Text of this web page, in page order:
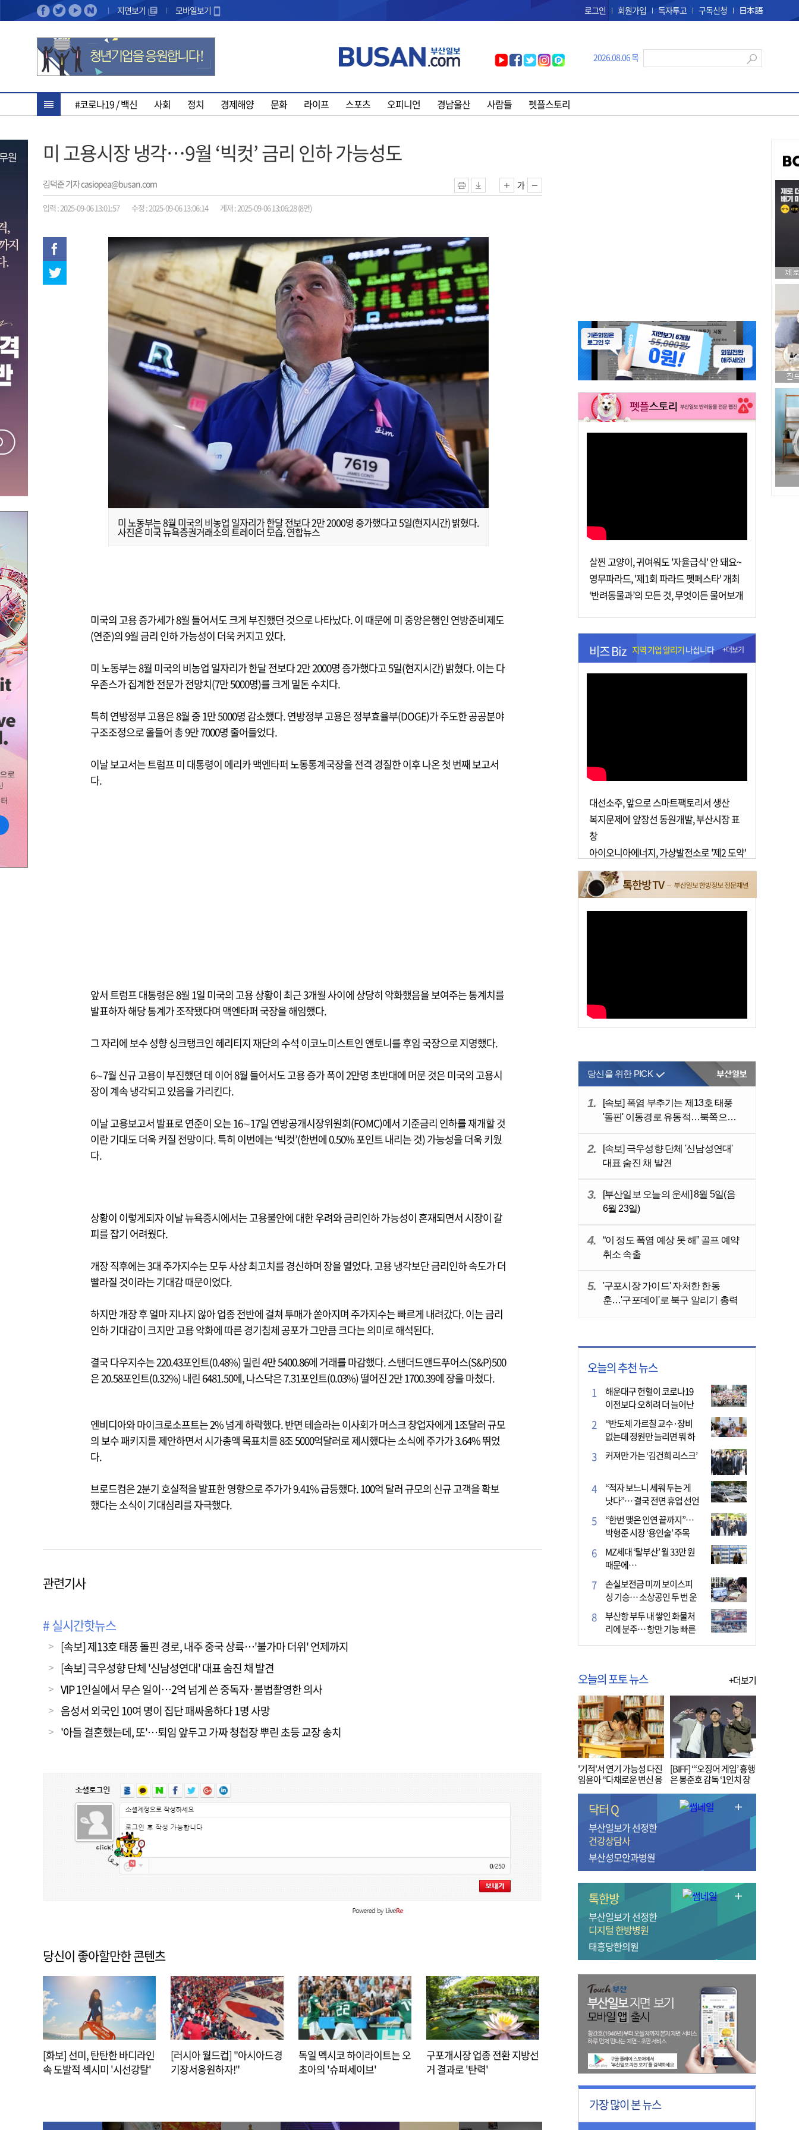
지면보기 모바일보기 로그인 회원가입 독자투고 구독신청 日本語
2026.08.06 목
#코로나19 / 백신 사회 정치 경제해양 문화 라이프 스포츠 오피니언 경남울산 사람들 펫플스토리
미 고용시장 냉각…9월 ‘빅컷’ 금리 인하 가능성도
김덕준 기자 casiopea@busan.com 가
입력 : 2025-09-06 13:01:57 수정 : 2025-09-06 13:06:14 게재 : 2025-09-06 13:06:28 (8면)
미 노동부는 8월 미국의 비농업 일자리가 한달 전보다 2만 2000명 증가했다고 5일(현지시간) 밝혔다.
사진은 미국 뉴욕증권거래소의 트레이더 모습. 연합뉴스
미국의 고용 증가세가 8월 들어서도 크게 부진했던 것으로 나타났다. 이 때문에 미 중앙은행인 연방준비제도
(연준)의 9월 금리 인하 가능성이 더욱 커지고 있다.
미 노동부는 8월 미국의 비농업 일자리가 한달 전보다 2만 2000명 증가했다고 5일(현지시간) 밝혔다. 이는 다
우존스가 집계한 전문가 전망치(7만 5000명)를 크게 밑돈 수치다.
특히 연방정부 고용은 8월 중 1만 5000명 감소했다. 연방정부 고용은 정부효율부(DOGE)가 주도한 공공분야
구조조정으로 올들어 총 9만 7000명 줄어들었다.
이날 보고서는 트럼프 미 대통령이 에리카 맥엔타퍼 노동통계국장을 전격 경질한 이후 나온 첫 번째 보고서
다.
앞서 트럼프 대통령은 8월 1일 미국의 고용 상황이 최근 3개월 사이에 상당히 악화했음을 보여주는 통계치를
발표하자 해당 통계가 조작됐다며 맥엔타퍼 국장을 해임했다.
그 자리에 보수 성향 싱크탱크인 헤리티지 재단의 수석 이코노미스트인 앤토니를 후임 국장으로 지명했다.
6∼7월 신규 고용이 부진했던 데 이어 8월 들어서도 고용 증가 폭이 2만명 초반대에 머문 것은 미국의 고용시
장이 계속 냉각되고 있음을 가리킨다.
이날 고용보고서 발표로 연준이 오는 16∼17일 연방공개시장위원회(FOMC)에서 기준금리 인하를 재개할 것
이란 기대도 더욱 커질 전망이다. 특히 이번에는 ‘빅컷’(한번에 0.50% 포인트 내리는 것) 가능성을 더욱 키웠
다.
상황이 이렇게되자 이날 뉴욕증시에서는 고용불안에 대한 우려와 금리인하 가능성이 혼재되면서 시장이 갈
피를 잡기 어려웠다.
개장 직후에는 3대 주가지수는 모두 사상 최고치를 경신하며 장을 열었다. 고용 냉각보단 금리인하 속도가 더
빨라질 것이라는 기대감 때문이었다.
하지만 개장 후 얼마 지나지 않아 업종 전반에 걸쳐 투매가 쏟아지며 주가지수는 빠르게 내려갔다. 이는 금리
인하 기대감이 크지만 고용 악화에 따른 경기침체 공포가 그만큼 크다는 의미로 해석된다.
결국 다우지수는 220.43포인트(0.48%) 밀린 4만 5400.86에 거래를 마감했다. 스탠더드앤드푸어스(S&P)500
은 20.58포인트(0.32%) 내린 6481.50에, 나스닥은 7.31포인트(0.03%) 떨어진 2만 1700.39에 장을 마쳤다.
엔비디아와 마이크로소프트는 2% 넘게 하락했다. 반면 테슬라는 이사회가 머스크 창업자에게 1조달러 규모
의 보수 패키지를 제안하면서 시가총액 목표치를 8조 5000억달러로 제시했다는 소식에 주가가 3.64% 뛰었
다.
브로드컴은 2분기 호실적을 발표한 영향으로 주가가 9.41% 급등했다. 100억 달러 규모의 신규 고객을 확보
했다는 소식이 기대심리를 자극했다.
관련기사
# 실시간핫뉴스
[속보] 제13호 태풍 돌핀 경로, 내주 중국 상륙…'불가마 더위' 언제까지
[속보] 극우성향 단체 '신남성연대' 대표 숨진 채 발견
VIP 1인실에서 무슨 일이…2억 넘게 쓴 중독자·불법촬영한 의사
음성서 외국인 10여 명이 집단 패싸움하다 1명 사망
'아들 결혼했는데, 또'…퇴임 앞두고 가짜 청첩장 뿌린 초등 교장 송치
당신이 좋아할만한 콘텐츠
[화보] 선미, 탄탄한 바디라인
속 도발적 섹시미 '시선강탈'
[러시아 월드컵] "아시아드경
기장서응원하자!"
독일 멕시코 하이라이트는 오
초아의 '슈퍼세이브'
구포개시장 업종 전환 지방선
거 결과로 '탄력'
살찐 고양이, 귀여워도 '자율급식' 안 돼요~
영무파라드, '제1회 파라드 펫페스타' 개최
‘반려동물과’의 모든 것, 무엇이든 물어보개
비즈 Biz 지역 기업 알리기 나섭니다 +더보기
대선소주, 앞으로 스마트팩토리서 생산
복지문제에 앞장선 동원개발, 부산시장 표
창
아이오니아에너지, 가상발전소로 '제2 도약'
오늘의 추천 뉴스
해운대구 헌혈이 코로나19
이전보다 오히려 더 늘어난
이유는?
“반도체 가르칠 교수·장비
없는데 정원만 늘리면 뭐 하
나”
커져만 가는 ‘김건희 리스크’
“적자 보느니 세워 두는 게
낫다”… 결국 전면 휴업 선언
한 택시회사
“한번 맺은 인연 끝까지”…
박형준 시장 ‘용인술’ 주목
MZ세대 ‘탈부산’ 월 33만 원
때문에…
손실보전금 미끼 보이스피
싱 기승… 소상공인 두 번 운
다
부산항 부두 내 쌓인 화물처
리에 분주… 항만 기능 빠른
회복세
오늘의 포토 뉴스 +더보기
'기적'서 연기 가능성 다진
임윤아 “다채로운 변신 응
[BIFF] “‘오징어 게임’ 흥행
은 봉준호 감독 ‘1인치 장
닥터 Q
부산일보가 선정한
건강상담사
부산성모안과병원
톡한방
부산일보가 선정한
디지털 한방병원
태흥당한의원
가장 많이 본 뉴스